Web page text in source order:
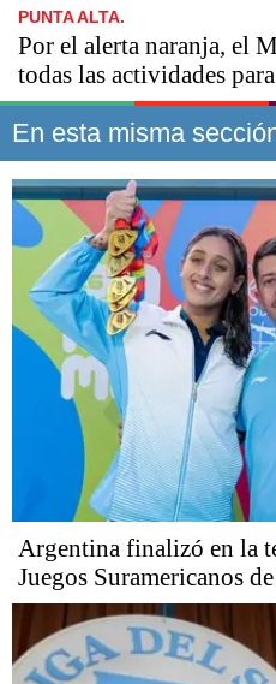
PUNTA ALTA.
Por el alerta naranja, el
todas las actividades
En esta misma
Argentina finalizó en la
Juegos Suramericanos